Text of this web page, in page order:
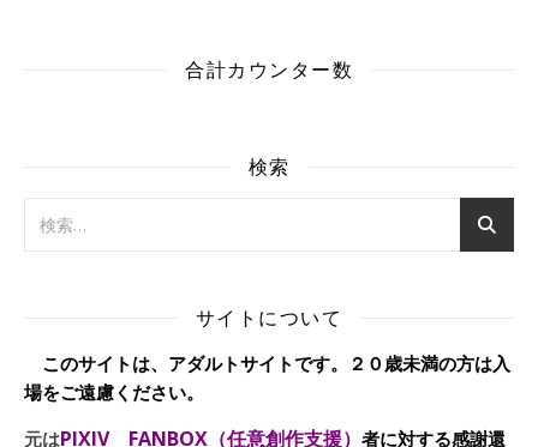
合計カウンター数
検索
サイトについて
このサイトは、アダルトサイトです。２０歳未満の方は入
場をご遠慮ください。
元はPIXIV FANBOX（任意創作支援） 者に対する感謝還